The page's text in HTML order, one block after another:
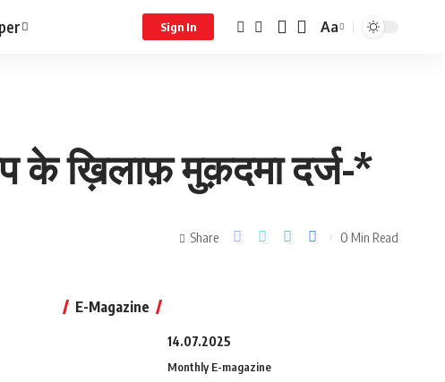
Sign In Aa
के ख़िलाफ़ मुक़दमा दर्ज-*
Share 0 Min Read
E-Magazine
14.07.2025
Monthly E-magazine